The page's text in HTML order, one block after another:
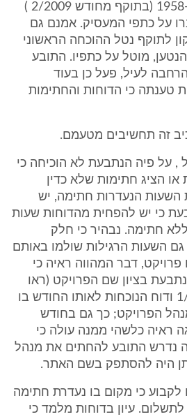
הגנת השכר , התשי"ח-1958 (בתוקף מחודש 2/2009 )
על כתפי המעסיק. אמנם גם
לתוקף נטל ההוכחה הראשוני
מוטל על כתפיו. התובע
לעיל, פעל כן בעוד
טענתה כי הדוחות והחתימות
זה תחשיבים מטעמם.
, על פיה הנתבעת לא הוכיחה כי
או הציג חתימות שלא כדין
הנעדרות חתימה, יש
כי יש להפחית מהדוחות שעות
חתימה. נבהיר כי חלק
השעות הרגילות שולמו באותם
דבר המהווה ראיה כי
בציון שם הפרויקט (ראו
למשל תלוש חודש 1/10 ודוח הנוכחות לאותו החודש בו
הפרויקט; כך גם בחודש
ראיה כלשהי ממנה עולה כי
נדרש התובע להחתים את מנהל
היה להסתפק בשם האתר.
לקבוע כי מקום בו נעדרת חתימה
לתשלום. עיון בדוחות מלמד כי